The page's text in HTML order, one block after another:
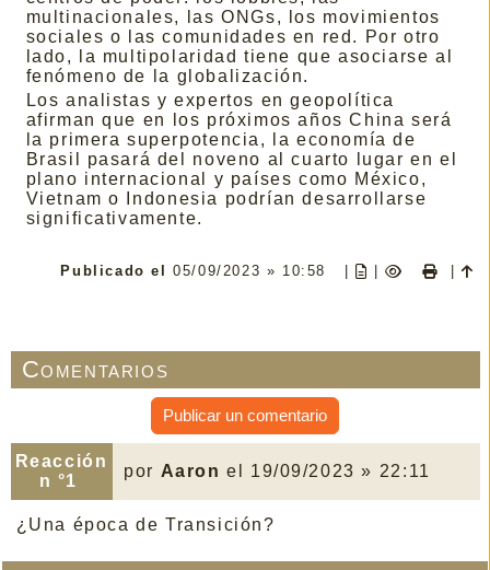
multinacionales, las ONGs, los movimientos
sociales o las comunidades en red. Por otro
lado, la multipolaridad tiene que asociarse al
fenómeno de la globalización.
Los analistas y expertos en geopolítica
afirman que en los próximos años China será
la primera superpotencia, la economía de
Brasil pasará del noveno al cuarto lugar en el
plano internacional y países como México,
Vietnam o Indonesia podrían desarrollarse
significativamente.
Publicado el 05/09/2023 » 10:58 |
Comentarios
Publicar un comentario
Reacción
n °1
por Aaron el 19/09/2023 » 22:11
¿Una época de Transición?